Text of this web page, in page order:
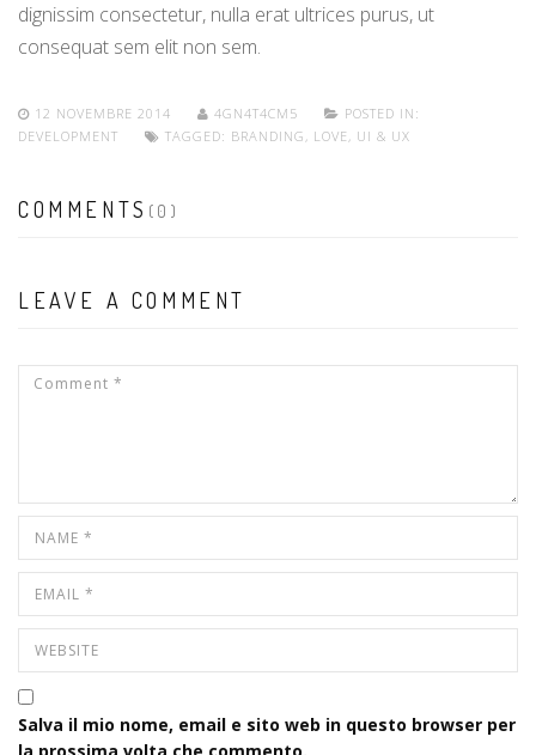
dignissim consectetur, nulla erat ultrices purus, ut
consequat sem elit non sem.
12 NOVEMBRE 2014 4GN4T4CM5
POSTED IN:
DEVELOPMENT
TAGGED: BRANDING , LOVE , UI & UX
COMMENTS (0)
LEAVE A COMMENT
Salva il mio nome, email e sito web in questo browser per